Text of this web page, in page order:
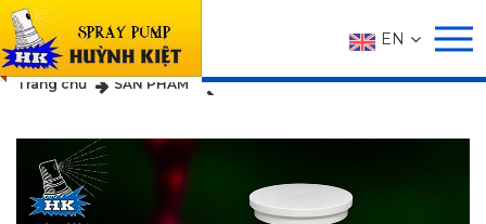
EN
SẢN PHẨM
Trang chủ SẢN PHẨM